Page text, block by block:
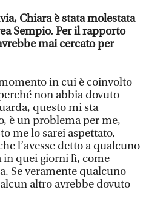
Chiara è stata molestata
Sempio. Per il rapporto
mai cercato per
in cui è coinvolto
non abbia dovuto
questo mi sta
è un problema per me,
me lo sarei aspettato,
l’avesse detto a qualcuno
in quei giorni lì, come
Se veramente qualcuno
altro avrebbe dovuto